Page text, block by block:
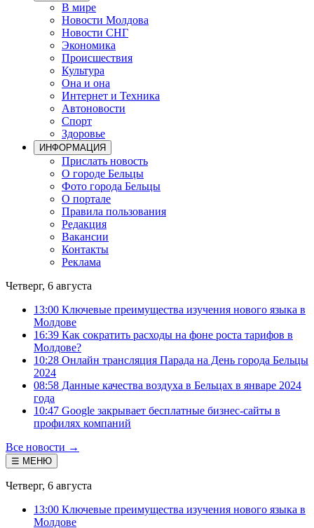
В мире
Новости Молдова
Новости СНГ
Экономика
Происшествия
Культура
Она и она
Интернет и Техника
Автоновости
Спорт
Здоровье
ИНФОРМАЦИЯ
Прислать новость
О городе Бельцы
Фото города Бельцы
О портале
Правила пользования
Редакция
Вакансии
Контакты
Реклама
Четверг, 6 августа
13:00 Ключевые преимущества изучения нового языка в
Молдове
16:39 Как сократить расходы на фоне роста тарифов в
Молдове?
10:28 Онлайн трансляция Парада на День города Бельцы
2024
08:58 Данные качества воздуха в Бельцах в январе 2024
года
10:47 Google закрывает бесплатные бизнес-сайты в
профилях компаний
Все новости →
☰ МЕНЮ
Четверг, 6 августа
13:00 Ключевые преимущества изучения нового языка в
Молдове